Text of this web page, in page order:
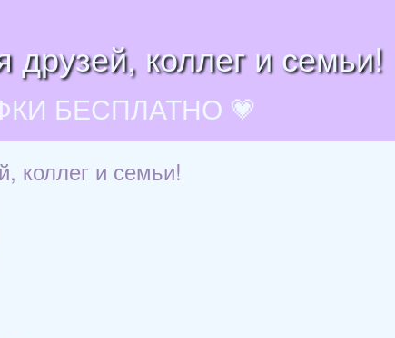
друзей, коллег и семьи!
БЕСПЛАТНО 💗
коллег и семьи!